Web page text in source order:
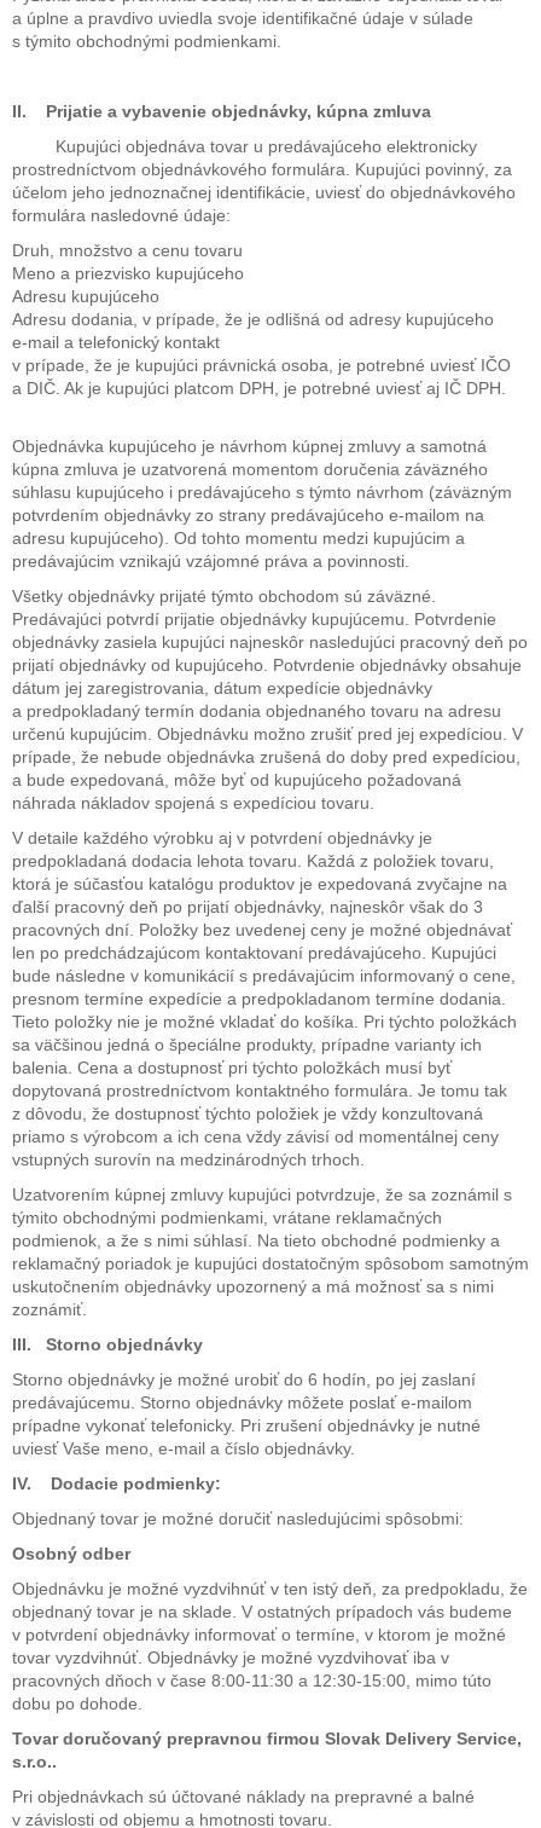
a úplne a pravdivo uviedla svoje identifikačné údaje v súlade
s týmito obchodnými podmienkami.
II. Prijatie a vybavenie objednávky, kúpna zmluva
Kupujúci objednáva tovar u predávajúceho elektronicky
prostredníctvom objednávkového formulára. Kupujúci povinný, za
účelom jeho jednoznačnej identifikácie, uviesť do objednávkového
formulára nasledovné údaje:
Druh, množstvo a cenu tovaru
Meno a priezvisko kupujúceho
Adresu kupujúceho
Adresu dodania, v prípade, že je odlišná od adresy kupujúceho
e-mail a telefonický kontakt
v prípade, že je kupujúci právnická osoba, je potrebné uviesť IČO
a DIČ. Ak je kupujúci platcom DPH, je potrebné uviesť aj IČ DPH.
Objednávka kupujúceho je návrhom kúpnej zmluvy a samotná
kúpna zmluva je uzatvorená momentom doručenia záväzného
súhlasu kupujúceho i predávajúceho s týmto návrhom (záväzným
potvrdením objednávky zo strany predávajúceho e-mailom na
adresu kupujúceho). Od tohto momentu medzi kupujúcim a
predávajúcim vznikajú vzájomné práva a povinnosti.
Všetky objednávky prijaté týmto obchodom sú záväzné.
Predávajúci potvrdí prijatie objednávky kupujúcemu. Potvrdenie
objednávky zasiela kupujúci najneskôr nasledujúci pracovný deň po
prijatí objednávky od kupujúceho. Potvrdenie objednávky obsahuje
dátum jej zaregistrovania, dátum expedície objednávky
a predpokladaný termín dodania objednaného tovaru na adresu
určenú kupujúcim. Objednávku možno zrušiť pred jej expedíciou. V
prípade, že nebude objednávka zrušená do doby pred expedíciou,
a bude expedovaná, môže byť od kupujúceho požadovaná
náhrada nákladov spojená s expedíciou tovaru.
V detaile každého výrobku aj v potvrdení objednávky je
predpokladaná dodacia lehota tovaru. Každá z položiek tovaru,
ktorá je súčasťou katalógu produktov je expedovaná zvyčajne na
ďalší pracovný deň po prijatí objednávky, najneskôr však do 3
pracovných dní. Položky bez uvedenej ceny je možné objednávať
len po predchádzajúcom kontaktovaní predávajúceho. Kupujúci
bude následne v komunikácií s predávajúcim informovaný o cene,
presnom termíne expedície a predpokladanom termíne dodania.
Tieto položky nie je možné vkladať do košíka. Pri týchto položkách
sa väčšinou jedná o špeciálne produkty, prípadne varianty ich
balenia. Cena a dostupnosť pri týchto položkách musí byť
dopytovaná prostredníctvom kontaktného formulára. Je tomu tak
z dôvodu, že dostupnosť týchto položiek je vždy konzultovaná
priamo s výrobcom a ich cena vždy závisí od momentálnej ceny
vstupných surovín na medzinárodných trhoch.
Uzatvorením kúpnej zmluvy kupujúci potvrdzuje, že sa zoznámil s
týmito obchodnými podmienkami, vrátane reklamačných
podmienok, a že s nimi súhlasí. Na tieto obchodné podmienky a
reklamačný poriadok je kupujúci dostatočným spôsobom samotným
uskutočnením objednávky upozornený a má možnosť sa s nimi
zoznámiť.
III. Storno objednávky
Storno objednávky je možné urobiť do 6 hodín, po jej zaslaní
predávajúcemu. Storno objednávky môžete poslať e-mailom
prípadne vykonať telefonicky. Pri zrušení objednávky je nutné
uviesť Vaše meno, e-mail a číslo objednávky.
IV. Dodacie podmienky:
Objednaný tovar je možné doručiť nasledujúcimi spôsobmi:
Osobný odber
Objednávku je možné vyzdvihnúť v ten istý deň, za predpokladu, že
objednaný tovar je na sklade. V ostatných prípadoch vás budeme
v potvrdení objednávky informovať o termíne, v ktorom je možné
tovar vyzdvihnúť. Objednávky je možné vyzdvihovať iba v
pracovných dňoch v čase 8:00-11:30 a 12:30-15:00, mimo túto
dobu po dohode.
Tovar doručovaný prepravnou firmou Slovak Delivery Service,
s.r.o..
Pri objednávkach sú účtované náklady na prepravné a balné
v závislosti od objemu a hmotnosti tovaru.